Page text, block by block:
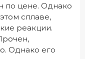
по цене. Однако
сплаве,
реакции.
Однако его